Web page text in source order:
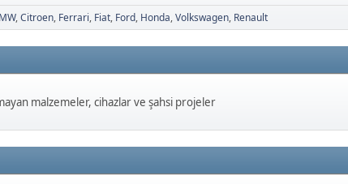
Citroen Ferrari Fiat Ford Honda Volkswagen Renault
malzemeler, cihazlar ve şahsi projeler